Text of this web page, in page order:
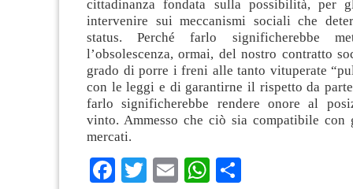
cittadinanza fondata sulla possibilità, per
intervenire sui meccanismi sociali che
status. Perché farlo significherebbe
l’obsolescenza, ormai, del nostro contratto
grado di porre i freni alle tanto vituperate
con le leggi e di garantirne il rispetto da
farlo significherebbe rendere onore al
vinto. Ammesso che ciò sia compatibile con
mercati.
Facebook
TwitterEmailWhatsApp